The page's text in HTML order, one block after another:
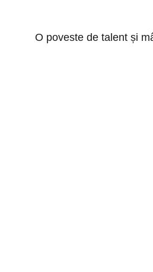
O poveste de talent și